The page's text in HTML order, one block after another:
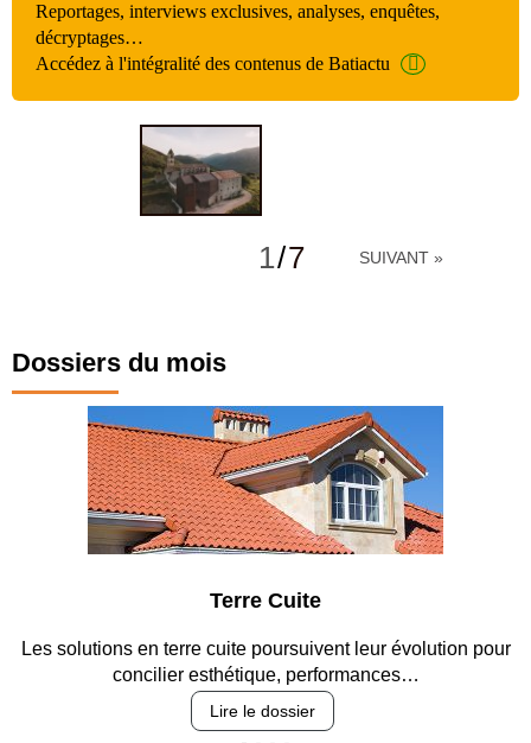
Reportages, interviews exclusives, analyses, enquêtes,
décryptages…
Accédez à l'intégralité des contenus de Batiactu
1/7 SUIVANT »
Dossiers du mois
Entre circulation, sécurisation des accès, durabilité des
revêtements et intégration…
Lire le dossier